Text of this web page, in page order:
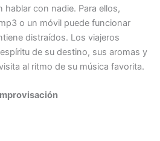
hablar con nadie. Para ellos,
o un móvil puede funcionar
distraídos. Los viajeros
de su destino, sus aromas y
al ritmo de su música favorita.